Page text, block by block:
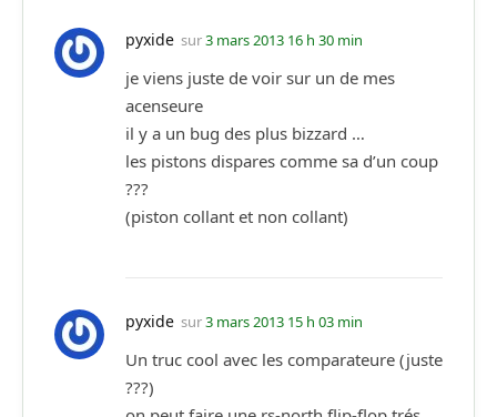
pyxide sur3 mars 2013 16 h 30 min
je viens juste de voir sur un de mes
acenseure
il y a un bug des plus bizzard …
les pistons dispares comme sa d’un coup
???
(piston collant et non collant)
pyxide sur3 mars 2013 15 h 03 min
Un truc cool avec les comparateure (juste
???)